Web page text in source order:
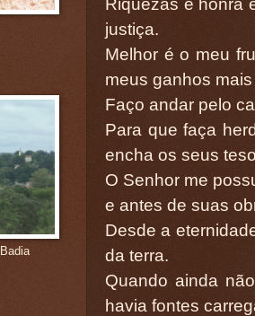
Riquezas e honra
justiça.
Melhor é o meu
meus ganhos
Faço andar pelo
Para que faça
encha os seus
O Senhor me
e antes de suas
Desde a
da terra.
Quando ainda
havia fontes